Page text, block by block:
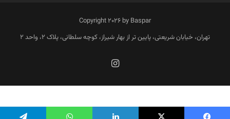
Copyright 2026 by Baspar
تهران، خیابان شریعتی، پایین تر از بهار شیراز، کوچه سلطانی، پلاک 2، واحد 2
فارسی